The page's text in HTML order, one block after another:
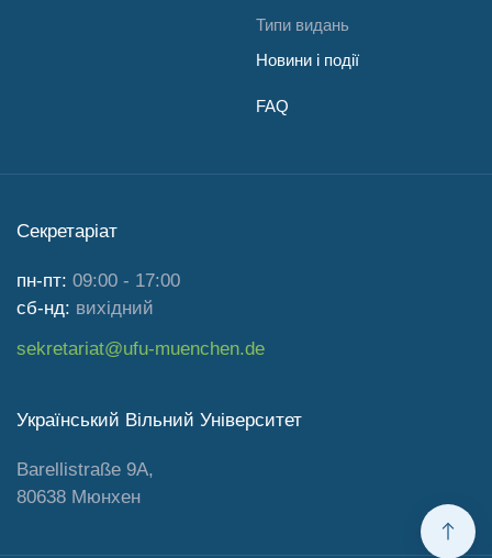
Типи видань
Новини і події
FAQ
Секретаріат
пн-пт: 09:00 - 17:00
сб-нд: вихідний
sekretariat@ufu-muenchen.de
Український Вільний Університет
Barellistraße 9A,
80638 Мюнхен